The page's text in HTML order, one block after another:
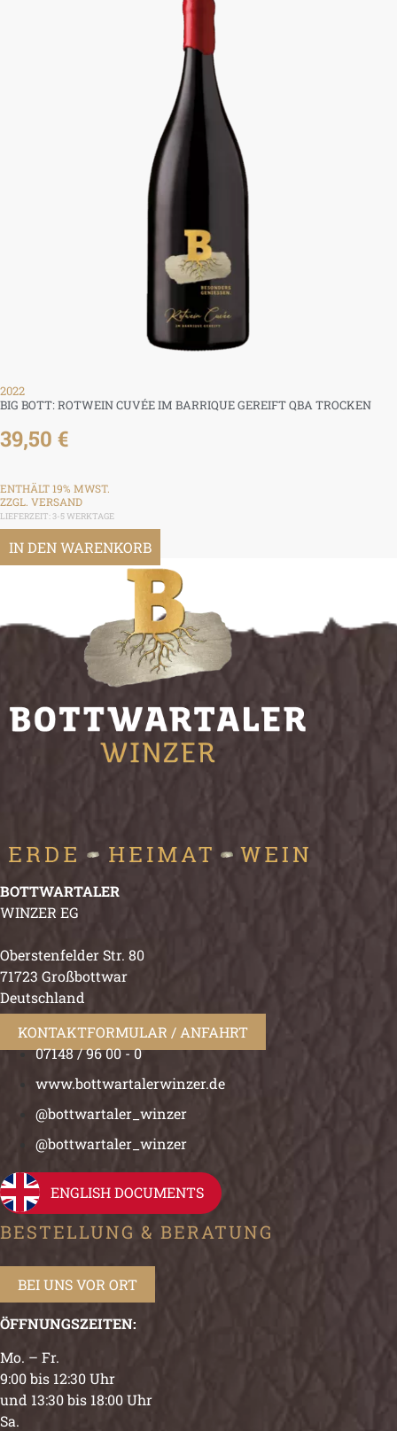
2022
BIG BOTT: ROTWEIN CUVÉE IM BARRIQUE GEREIFT QBA TROCKEN
39,50 €
ENTHÄLT 19% MWST.
ZZGL. VERSAND
LIEFERZEIT: 3-5 WERKTAGE
IN DEN WARENKORB
BOTTWARTALER
WINZER EG
Oberstenfelder Str. 80
71723 Großbottwar
Deutschland
KONTAKTFORMULAR / ANFAHRT
07148 / 96 00 - 0
www.bottwartalerwinzer.de
@bottwartaler_winzer
@bottwartaler_winzer
ENGLISH DOCUMENTS
BESTELLUNG & BERATUNG
BEI UNS VOR ORT
ÖFFNUNGSZEITEN:
Mo. – Fr.
9:00 bis 12:30 Uhr
und 13:30 bis 18:00 Uhr
Sa.